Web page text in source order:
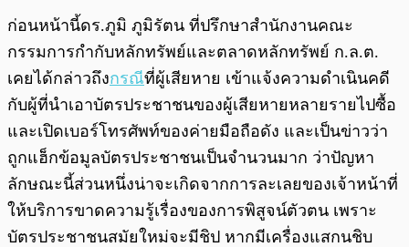
ก่อนหน้านี้ดร.ภูมิ ภูมิรัตน ที่ปรึกษาสำนักงานคณะ
กรรมการกำกับหลักทรัพย์และตลาดหลักทรัพย์ ก.ล.ต.
เคยได้กล่าวถึงกรณีที่ผู้เสียหาย เข้าแจ้งความดำเนินคดี
กับผู้ที่นำเอาบัตรประชาชนของผู้เสียหายหลายรายไปซื้อ
และเปิดเบอร์โทรศัพท์ของค่ายมือถือดัง และเป็นข่าวว่า
ถูกแฮ็กข้อมูลบัตรประชาชนเป็นจำนวนมาก ว่าปัญหา
ลักษณะนี้ส่วนหนึ่งน่าจะเกิดจากการละเลยของเจ้าหน้าที่
ให้บริการขาดความรู้เรื่องของการพิสูจน์ตัวตน เพราะ
บัตรประชาชนสมัยใหม่จะมีชิป หากมีเครื่องแสกนชิบ